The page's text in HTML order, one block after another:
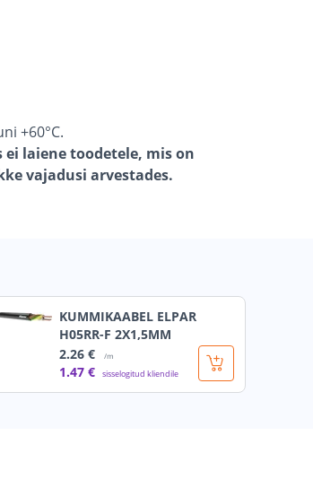
+60°C.
ei laiene toodetele, mis on
vajadusi arvestades.
KUMMIKAABEL ELPAR
H05RR-F 2X1,5MM
2.26 € /m
1.47 € sisselogitud kliendile